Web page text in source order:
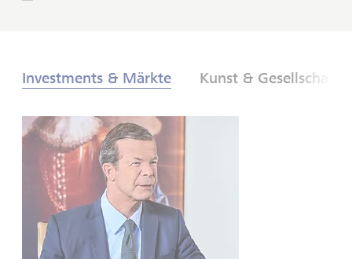
Investments & Märkte Kunst & Gesellschaft